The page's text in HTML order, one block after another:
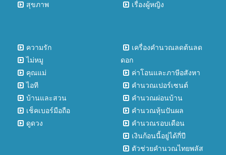
สุขภาพ
เรื่องผู้หญิง
ความรัก
ไม่หมู
คุณแม่
ไอที
บ้านและสวน
เช็คเบอร์มือถือ
ดูดวง
เครื่องคำนวณลดต้นลด
ดอก
ค่าโอนและภาษีอสังหา
คำนวณเปอร์เซนต์
คำนวณผ่อนบ้าน
คำนวณหุ้นปันผล
คำนวณรอบเดือน
เงินก้อนนี้อยู่ได้กี่ปี
ตัวช่วยคำนวณไทยพลัส